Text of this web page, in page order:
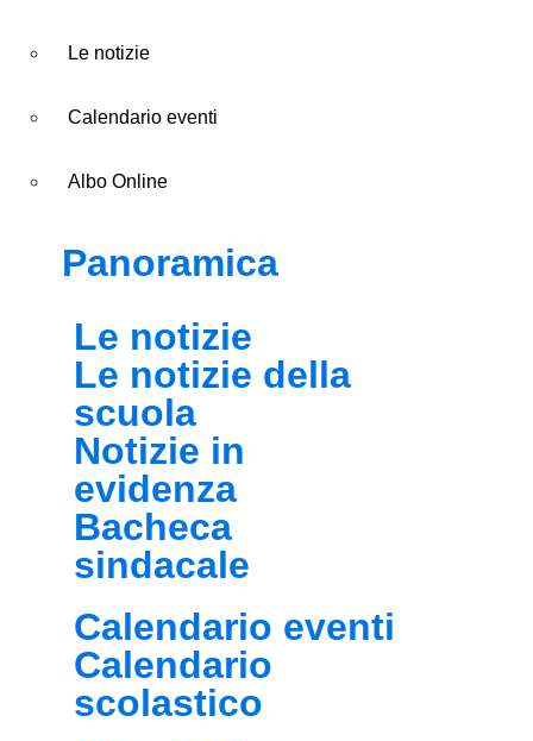
Le notizie
Calendario eventi
Albo Online
Panoramica
Le notizie
Le notizie della
scuola
Notizie in
evidenza
Bacheca
sindacale
Calendario eventi
Calendario
scolastico